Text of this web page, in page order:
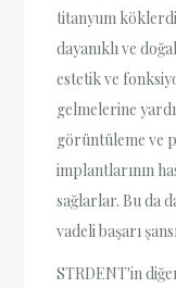
titanyum
dayanıklı ve
estetik ve
gelmelerine
görüntüleme ve
implantlarının
sağlarlar. Bu da
vadeli başarı
STRDENT'in